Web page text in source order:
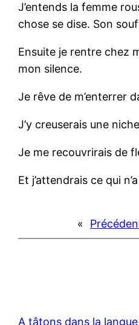
J’entends la femme
chose se dise. Son
Ensuite je rentre chez
mon silence.
Je rêve de m’enterrer
J’y creuserais une
Je me recouvrirais de
Et j’attendrais ce qui
«
A tâtons dans la langue